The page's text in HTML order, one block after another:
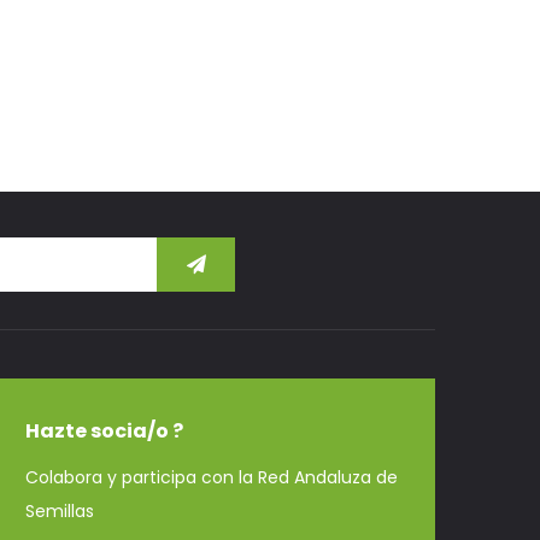
Hazte socia/o ?
Colabora y participa con la Red Andaluza de
Semillas